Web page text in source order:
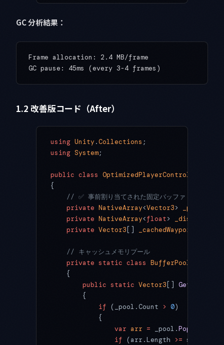
GC 分析結果：
Frame allocation: 2.4 MB/frame
1.2 改善版コード（After）
using Unity .Collections ;
using System;
public class OptimizedPlayerController
{
    // ✅ 事前割り当てされた固定バッファ
    private
NativeArray<Vector3>
    private
NativeArray<float>
    private
Vector3 [] _cachedWaypoints
    // キャッシュメモリプール
    private
static class BufferPool
    {
        public
static Vector3 []
        {
            if
(_pool.Count > 0)
            {
                var
arr = _pool.Pop
                if
(arr.Length >= size)